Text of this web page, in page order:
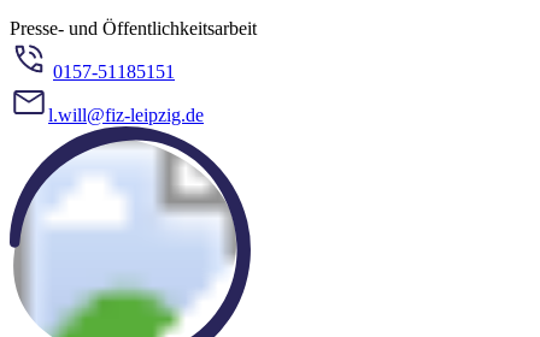
Presse- und Öffentlichkeitsarbeit
0157-51185151
l.will@fiz-leipzig.de